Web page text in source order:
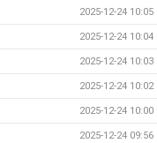
2025-12-24 10:05
2025-12-24 10:04
2025-12-24 10:03
2025-12-24 10:02
2025-12-24 10:00
2025-12-24 09:56